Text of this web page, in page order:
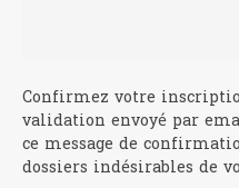
Confirmez votre
validation envoyé par
ce message de
dossiers indésirables de